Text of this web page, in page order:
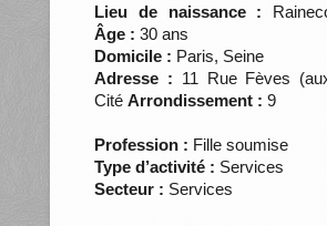
Lieu de naissance :
Âge : 30 ans
Domicile : Paris, Seine
Adresse : 11 Rue Fèves
Cité Arrondissement : 9
Profession : Fille soumise
Type d’activité : Services
Secteur : Services